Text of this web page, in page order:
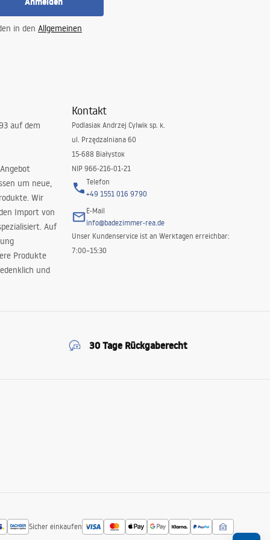
in den Allgemeinen
auf dem
um neue,
Wir
Import von
Auf
Produkte
und
Kontakt
Podlasiak Andrzej Cylwik sp. k.
ul. Przędzalniana 60
15-688 Białystok
NIP 966-216-01-21
Telefon
+49 1551 016 9790
E-Mail
info@badezimmer-rea.de
Unser Kundenservice ist an Werktagen erreichbar:
7:00–15:30
30 Tage Rückgaberecht
Sicher einkaufen